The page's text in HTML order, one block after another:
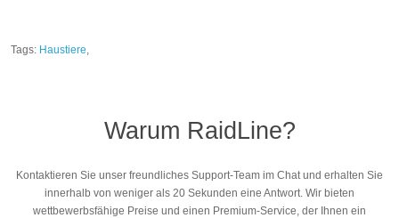
Tags: Haustiere
Warum RaidLine?
Kontaktieren Sie unser freundliches Support-Team im Chat und erhalten Sie
innerhalb von weniger als 20 Sekunden eine Antwort. Wir bieten
wettbewerbsfähige Preise und einen Premium-Service, der Ihnen ein